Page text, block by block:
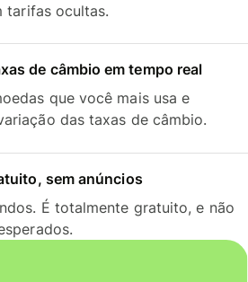
tarifas ocultas.
de câmbio em tempo real
que você mais usa e
das taxas de câmbio.
sem anúncios
É totalmente gratuito, e não